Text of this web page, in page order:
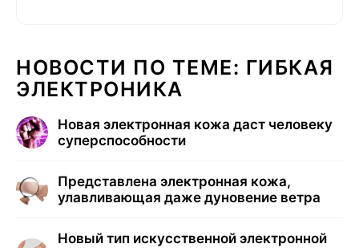
НОВОСТИ ПО ТЕМЕ: ГИБКАЯ
ЭЛЕКТРОНИКА
Новая электронная кожа даст человеку
суперспособности
Представлена электронная кожа,
улавливающая даже дуновение ветра
Новый тип искусственной электронной